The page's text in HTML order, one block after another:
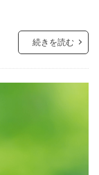
続きを読む